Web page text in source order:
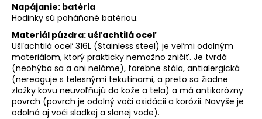
Napájanie: batéria
Hodinky sú poháňané batériou.
Materiál púzdra: ušľachtilá oceľ
Ušľachtilá oceľ 316L (Stainless steel) je veľmi odolným
materiálom, ktorý prakticky nemožno zničiť. Je tvrdá
(neohýba sa a ani neláme), farebne stála, antialergická
(nereaguje s telesnými tekutinami, a preto sa žiadne
zložky kovu neuvoľňujú do kože a tela) a má antikorózny
povrch (povrch je odolný voči oxidácii a korózii. Navyše je
odolná aj voči sladkej a slanej vode).